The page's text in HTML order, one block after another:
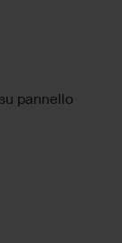
pannello